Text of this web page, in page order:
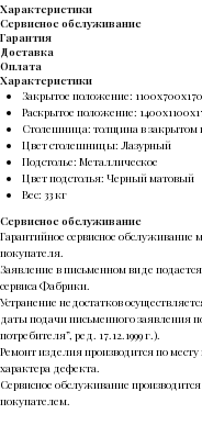
Характеристики
Сервисное обслуживание
Гарантия
Доставка
Оплата
Характеристики
Закрытое положение:
Раскрытое положение:
Столешница: толщина в
Цвет столешницы: Лазурный
Подстолье: Металлическое
Цвет подстолья: Черный матовый
Вес: 33 кг
Сервисное обслуживание
Гарантийное сервисное
покупателя.
Заявление в письменном виде
сервиса Фабрики.
Устранение недостатков
даты подачи письменного заявления
потребителя”, ред. 17.12.1999 г.).
Ремонт изделия производится по
характера дефекта.
Сервисное обслуживание
покупателем.